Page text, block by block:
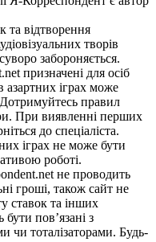
та відтворення
творів
забороняється.
призначені для осіб
азартних іграх може
правил
При виявленні перших
до спеціаліста.
іграх не може бути
роботі.
не проводить
гроші, також сайт не
ставок та інших
бути пов’язані з
чи тоталізаторами. Будь-